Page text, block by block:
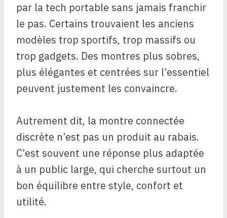
par la tech portable sans jamais franchir
le pas. Certains trouvaient les anciens
modèles trop sportifs, trop massifs ou
trop gadgets. Des montres plus sobres,
plus élégantes et centrées sur l’essentiel
peuvent justement les convaincre.
Autrement dit, la montre connectée
discrète n’est pas un produit au rabais.
C’est souvent une réponse plus adaptée
à un public large, qui cherche surtout un
bon équilibre entre style, confort et
utilité.